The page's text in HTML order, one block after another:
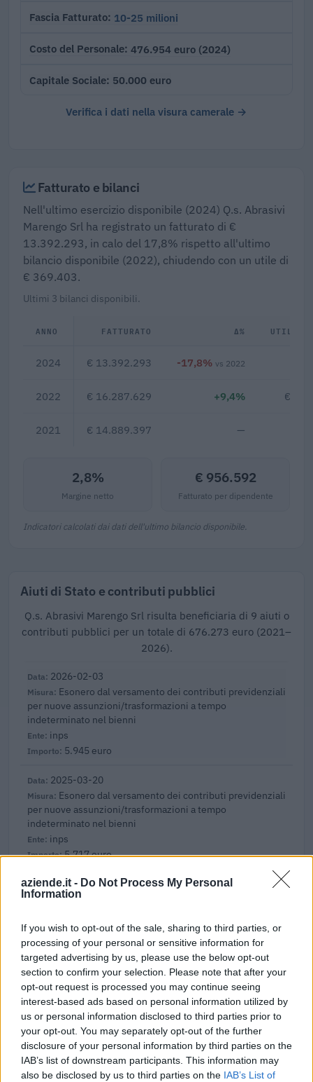
aziende.it - Do Not Process My Personal
Information
If you wish to opt-out of the sale, sharing to third parties, or
processing of your personal or sensitive information for
targeted advertising by us, please use the below opt-out
section to confirm your selection. Please note that after your
opt-out request is processed you may continue seeing
interest-based ads based on personal information utilized by
us or personal information disclosed to third parties prior to
your opt-out. You may separately opt-out of the further
disclosure of your personal information by third parties on the
IAB’s list of downstream participants. This information may
also be disclosed by us to third parties on the IAB’s List of
Fascia Fatturato 10-25 milioni
Costo del Personale 476.954 euro (2024)
Capitale Sociale 50.000 euro
Verifica i dati nella visura camerale →
Fatturato e bilanci
Nell'ultimo esercizio disponibile (2024) Q.s. Abrasivi
Marengo Srl ha registrato un fatturato di €
13.392.293, in calo del 17,8% rispetto all'ultimo
bilancio disponibile (2022), chiudendo con un utile di
€ 369.403.
Ultimi 3 bilanci disponibili.
ANNO FATTURATO Δ% UTILE/
2024 € 13.392.293 -17,8% vs 2022
2022 € 16.287.629 +9,4% €
2021 € 14.889.397 —
2,8%
Margine netto
€ 956.592
Fatturato per dipendente
Indicatori calcolati dai dati dell'ultimo bilancio disponibile.
Aiuti di Stato e contributi pubblici
Q.s. Abrasivi Marengo Srl risulta beneficiaria di 9 aiuti o
contributi pubblici per un totale di 676.273 euro (2021–
2026).
2026-02-03
Esonero dal versamento dei contributi previdenziali
per nuove assunzioni/trasformazioni a tempo
indeterminato nel bienni
inps
5.945 euro
2025-03-20
Esonero dal versamento dei contributi previdenziali
per nuove assunzioni/trasformazioni a tempo
indeterminato nel bienni
inps
5.717 euro
2025-01-27
Esonero dal versamento dei contributi previdenziali
indeterminato nel bienni
inps
7.122 euro
2024-10-31
Fondo di garanzia per le piccole e medie imprese
Banca del Mezzogiorno MedioCredito Centrale S.p.A.
112.000 euro
2023-11-23
Regolamento per i fondi interprofessionali per la